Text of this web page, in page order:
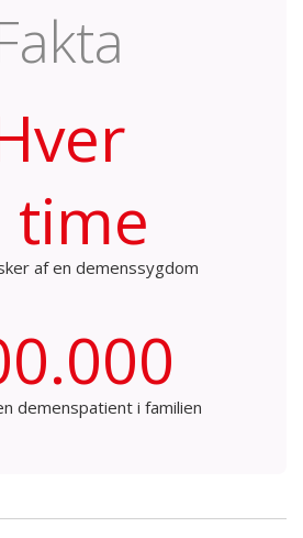
time
af en demenssygdom
demenspatient i familien